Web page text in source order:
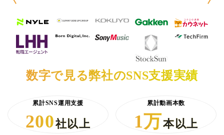
数字で見る弊社のSNS支援実績
累計SNS運用支援
200社以上
累計動画本数
1万本以上